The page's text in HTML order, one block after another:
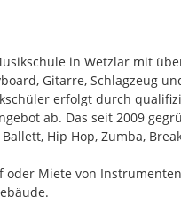
in Wetzlar mit
Gitarre, Schlagzeug
erfolgt durch
ab. Das seit 2009
Hip Hop, Zumba,
oder Miete von